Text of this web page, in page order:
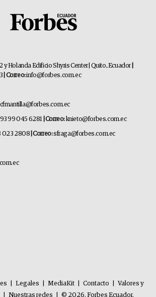
y Holanda Edificio Shyris Center | Quito, Ecuador
| Correo:info@forbes.com.ec
cfmantilla@forbes.com.ec
99 045 6281 | Correo:knieto@forbes.com.ec
023 2808 | Correo:sfraga@forbes.com.ec
Legales MediaKit Contacto
Valores y
Nuestras redes © 2026. Forbes Ecuador.